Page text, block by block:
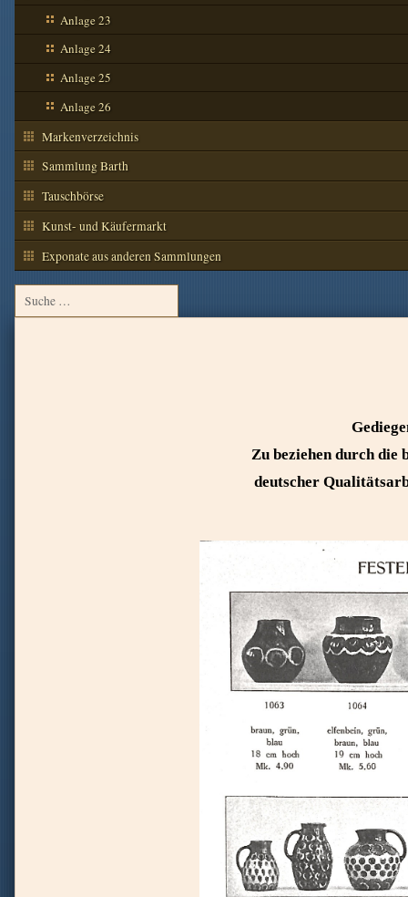
Anlage 23
Anlage 24
Anlage 25
Anlage 26
Markenverzeichnis
Sammlung Barth
Tauschbörse
Kunst- und Käufermarkt
Exponate aus anderen Sammlungen
Zu beziehen durch die
deutscher